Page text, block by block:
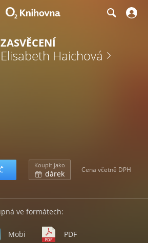
ZASVĚCENÍ
Elisabeth Haichová
Koupit jako
dárek Cena včetně DPH
ve formátech:
Mobi PDF